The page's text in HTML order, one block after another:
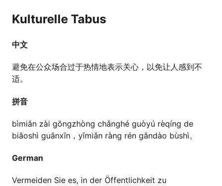
Kulturelle Tabus
中文
避免在公众场合过于热情地表示关心，以免让人感到不
适。
拼音
bìmiǎn zài gōngzhòng chǎnghé guòyú rèqíng de
biǎoshì guānxīn，yǐmiǎn ràng rén gǎndào bùshì。
German
Vermeiden Sie es, in der Öffentlichkeit zu